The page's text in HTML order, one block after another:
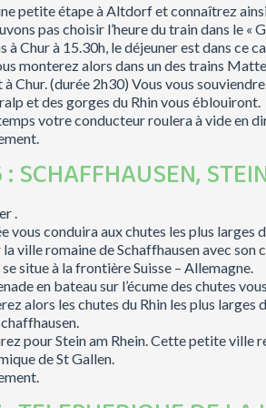
petite étape à Altdorf et connaîtrez
pas choisir l’heure du train dans le
à Chur à 15.30h, le déjeuner est dans ce
monterez alors dans un des trains
à Chur. (durée 2h30) Vous vous
et des gorges du Rhin vous éblouiront.
votre conducteur roulera à vide en
SCHAFFHAUSEN,
.
vous conduira aux chutes les plus larges
ville romaine de Schaffhausen avec
situe à la frontière Suisse – Allemagne.
en bateau sur l’écume des chutes
alors les chutes du Rhin les plus larges
pour Stein am Rhein. Cette petite ville
de St Gallen.